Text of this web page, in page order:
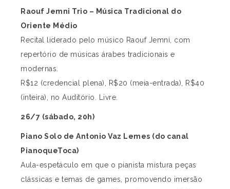
Raouf Jemni Trio – Música Tradicional do
Oriente Médio
Recital liderado pelo músico Raouf Jemni, com
repertório de músicas árabes tradicionais e
modernas.
R$12 (credencial plena), R$20 (meia-entrada), R$40
(inteira), no Auditório. Livre.
26/7 (sábado, 20h)
Piano Solo de Antonio Vaz Lemes (do canal
PianoqueToca)
Aula-espetáculo em que o pianista mistura peças
clássicas e temas de games, promovendo imersão